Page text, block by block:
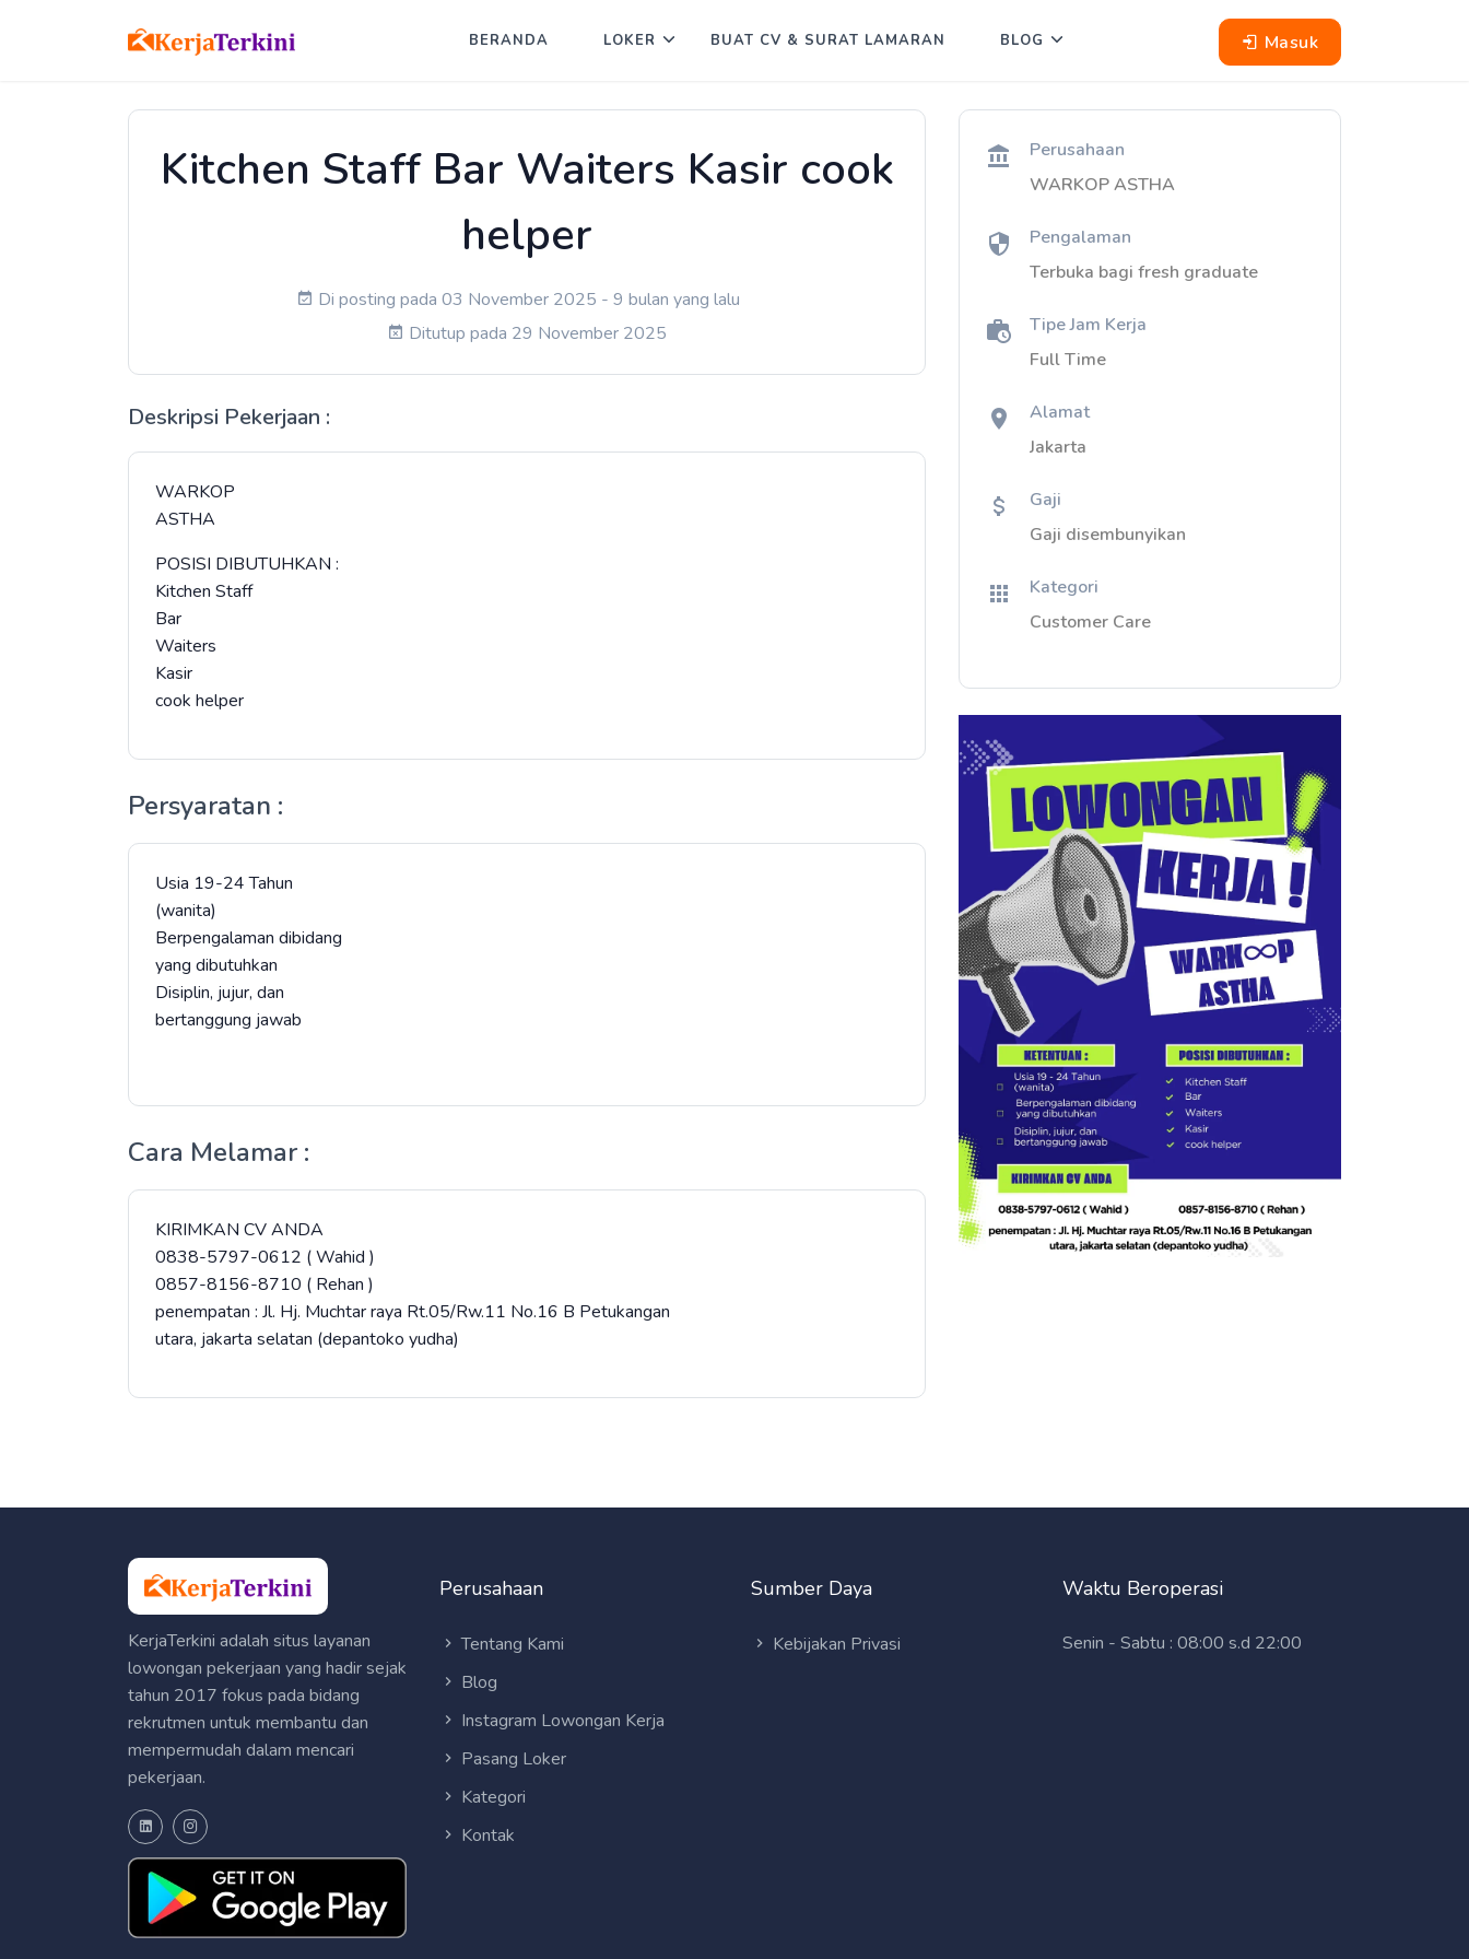
Masuk
BERANDA LOKER BUAT CV & SURAT LAMARAN BLOG
Kitchen Staff Bar Waiters Kasir cook
helper
Di posting pada 03 November 2025 - 9 bulan yang lalu
Ditutup pada 29 November 2025
Deskripsi Pekerjaan :
WARKOP
ASTHA
POSISI DIBUTUHKAN :
Kitchen Staff
Bar
Waiters
Kasir
cook helper
Persyaratan :
Usia 19-24 Tahun
(wanita)
Berpengalaman dibidang
yang dibutuhkan
Disiplin, jujur, dan
bertanggung jawab
Cara Melamar :
KIRIMKAN CV ANDA
0838-5797-0612 ( Wahid )
0857-8156-8710 ( Rehan )
penempatan : Jl. Hj. Muchtar raya Rt.05/Rw.11 No.16 B Petukangan
utara, jakarta selatan (depantoko yudha)
Perusahaan
WARKOP ASTHA
Pengalaman
Terbuka bagi fresh graduate
Tipe Jam Kerja
Full Time
Alamat
Jakarta
Gaji
Gaji disembunyikan
Kategori
Customer Care
KerjaTerkini adalah situs layanan
lowongan pekerjaan yang hadir sejak
tahun 2017 fokus pada bidang
rekrutmen untuk membantu dan
mempermudah dalam mencari
pekerjaan.
Perusahaan
Tentang Kami
Blog
Instagram Lowongan Kerja
Pasang Loker
Kategori
Kontak
Sumber Daya
Kebijakan Privasi
Waktu Beroperasi
Senin - Sabtu : 08:00 s.d 22:00